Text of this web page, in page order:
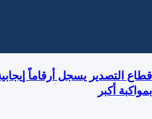
قطاع التصدير يسجل أرقاماً
بمواكبة أكبر